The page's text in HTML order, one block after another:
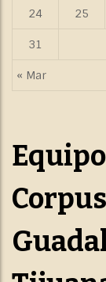
« Mar
24 25
31